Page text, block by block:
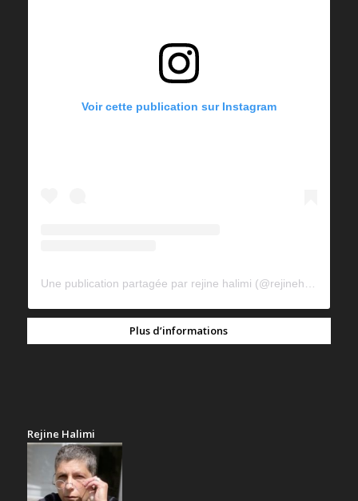
Voir cette publication sur Instagram
Plus d’informations
Rejine Halimi